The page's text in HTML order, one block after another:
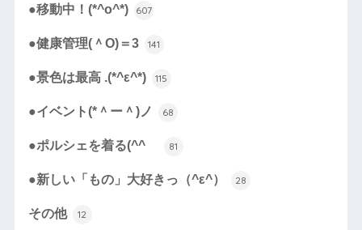
●移動中！(*^o^*) 607
●健康管理(＾O)＝3 141
●景色は最高 .(*^ε^*) 115
●イベント(*＾ー＾)ノ 68
●ポルシェを着る(^^ゞ 81
●新しい「もの」大好きっ（^ε^） 28
その他 12